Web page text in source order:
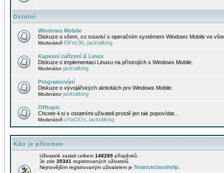
Ostatní
Windows Mobile
Diskuze o všem, co souvisí s operačním systémem Windows Mobile ve
Moderátoři EiFeL96 jacktalking
Kapesní zařízení & Linux
Diskuze o implementaci Linuxu na přístrojích s Windows Mobile.
Moderátorjacktalking
Programování
Diskuze o vývojářských aktivitách pro Windows Mobile.
Moderátorjacktalking
Offtopic
Chcete-li si s ostatními uživateli prostě jen tak popovídat...
Moderátoři cHaOOs jacktalking
Kdo je přítomen
Uživatelé zaslali celkem 148289 příspěvků.
Je zde 20341 registrovaných uživatelů.
Nejnovějším registrovaným uživatelem je financeclasshelp